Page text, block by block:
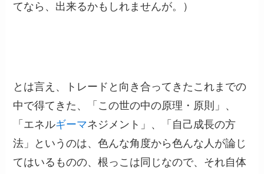
てなら、出来るかもしれませんが。）
とは言え、トレードと向き合ってきたこれまでの
中で得てきた、「この世の中の原理・原則」、
「エネルギーマネジメント」、「自己成長の方
法」というのは、色んな角度から色んな人が論じ
てはいるものの、根っこは同じなので、それ自体